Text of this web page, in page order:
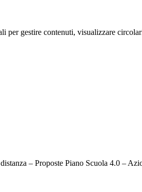
per gestire contenuti, visualizzare
– Proposte Piano Scuola 4.0 –